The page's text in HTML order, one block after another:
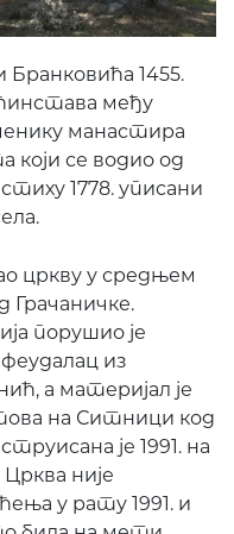
1455.
међу
манастира
се водио од
1778. уписани
цркву у средњем
Грачаничке.
порушио је
из
а материјал је
на Ситници код
је 1991. на
није
у рату 1991. и